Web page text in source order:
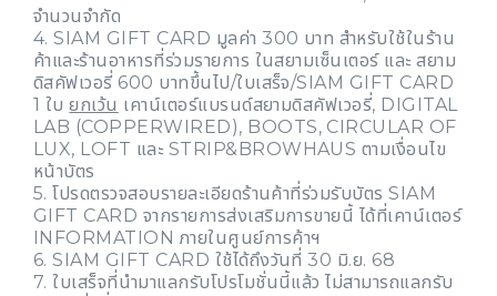
จำนวนจำกัด
4. SIAM GIFT CARD มูลค่า 300 บาท สำหรับใช้ในร้าน
ค้าและร้านอาหารที่ร่วมรายการ ในสยามเซ็นเตอร์ และ สยาม
ดิสคัฟเวอรี่ 600 บาทขึ้นไป/ใบเสร็จ/SIAM GIFT CARD
1 ใบยกเว้น เคาน์เตอร์แบรนด์สยามดิสคัฟเวอรี่, DIGITAL
LAB (COPPERWIRED), BOOTS, CIRCULAR OF
LUX, LOFT และ STRIP&BROWHAUS ตามเงื่อนไข
หน้าบัตร
5. โปรดตรวจสอบรายละเอียดร้านค้าที่ร่วมรับบัตร SIAM
GIFT CARD จากรายการส่งเสริมการขายนี้ ได้ที่เคาน์เตอร์
INFORMATION ภายในศูนย์การค้าฯ
6. SIAM GIFT CARD ใช้ได้ถึงวันที่ 30 มิ.ย. 68
7. ใบเสร็จที่นำมาแลกรับโปรโมชั่นนี้แล้ว ไม่สามารถแลกรับ